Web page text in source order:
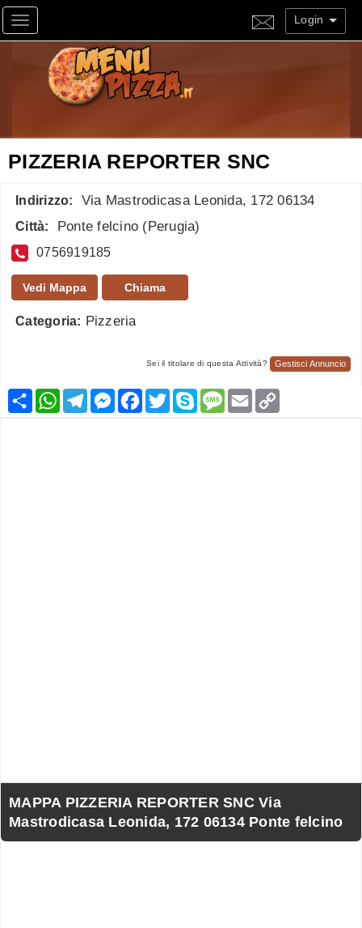
Toggle navigation Login
PIZZERIA REPORTER SNC
Indirizzo: Via Mastrodicasa Leonida, 172 06134
Città: Ponte felcino ( Perugia)
0756919185
Vedi Mappa Chiama
Categoria: Pizzeria
Sei il titolare di questa Attività? Gestisci Annuncio
CondividiWhatsApp
TelegramMessenger
Facebook
TwitterSkypeMessage
Email
MAPPA PIZZERIA REPORTER SNC Via
Mastrodicasa Leonida, 172 06134 Ponte felcino